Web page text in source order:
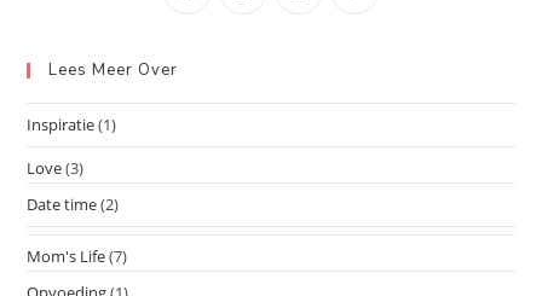
Lees Meer Over
Inspiratie(1)
Love(3)
Date time(2)
Mom's Life(7)